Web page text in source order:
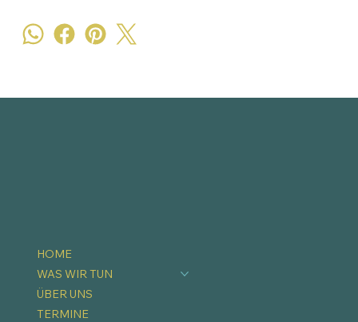
HOME
WAS WIR TUN
ÜBER UNS
TERMINE